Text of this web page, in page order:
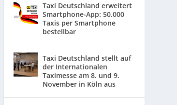
Taxi Deutschland erweitert
Smartphone-App: 50.000
Taxis per Smartphone
bestellbar
Taxi Deutschland stellt auf
der Internationalen
Taximesse am 8. und 9.
November in Köln aus